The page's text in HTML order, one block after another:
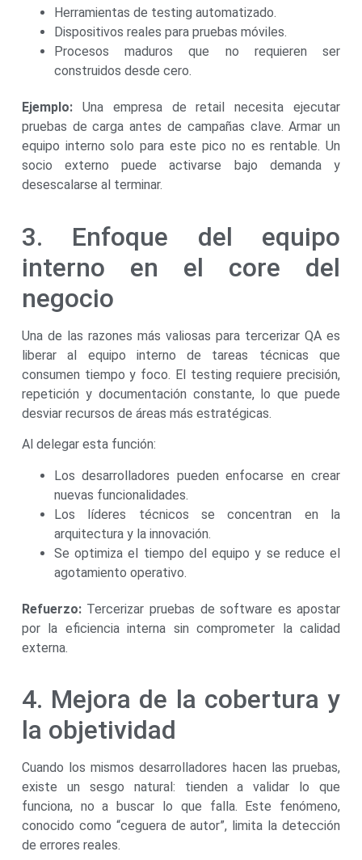
Herramientas de testing automatizado.
Dispositivos reales para pruebas móviles.
Procesos maduros que no requieren ser
construidos desde cero.
Ejemplo:Una empresa de retail necesita ejecutar
pruebas de carga antes de campañas clave. Armar un
equipo interno solo para este pico no es rentable. Un
socio externo puede activarse bajo demanda y
desescalarse al terminar.
3. Enfoque del equipo
interno en el core del
negocio
Una de las razones más valiosas para tercerizar QA es
liberar al equipo interno de tareas técnicas que
consumen tiempo y foco. El testing requiere precisión,
repetición y documentación constante, lo que puede
desviar recursos de áreas más estratégicas.
Al delegar esta función:
Los desarrolladores pueden enfocarse en crear
nuevas funcionalidades.
Los líderes técnicos se concentran en la
arquitectura y la innovación.
Se optimiza el tiempo del equipo y se reduce el
agotamiento operativo.
Refuerzo:Tercerizar pruebas de software es apostar
por la eficiencia interna sin comprometer la calidad
externa.
4. Mejora de la cobertura y
la objetividad
Cuando los mismos desarrolladores hacen las pruebas,
existe un sesgo natural: tienden a validar lo que
funciona, no a buscar lo que falla. Este fenómeno,
conocido como “ceguera de autor”, limita la detección
de errores reales.